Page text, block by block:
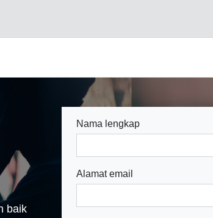
baik
Nama lengkap
Alamat email